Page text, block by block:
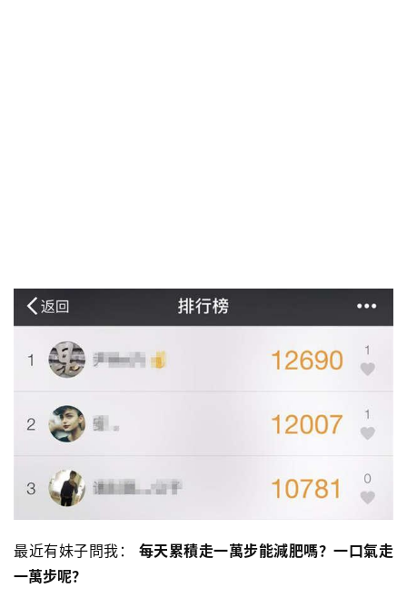
最近有妹子問我： 每天累積走一萬步能減肥嗎？一口氣走
一萬步呢？